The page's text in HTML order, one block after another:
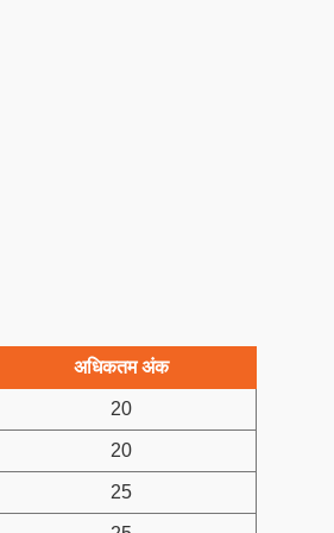
अधिकतम अंक
20
20
25